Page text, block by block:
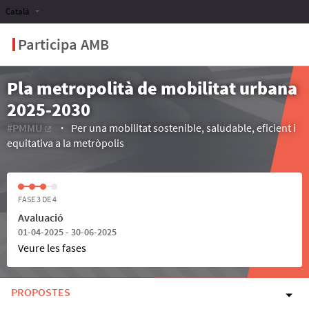
Participa AMB
Català
Pla metropolità de mobilitat urbana
2025-2030
#PMMU
(Enllaç extern)
Per una mobilitat sostenible, saludable, eficient i
equitativa a la metròpolis
FASE 3 DE 4
Avaluació
01-04-2025 - 30-06-2025
Veure les fases
PROPOSTES